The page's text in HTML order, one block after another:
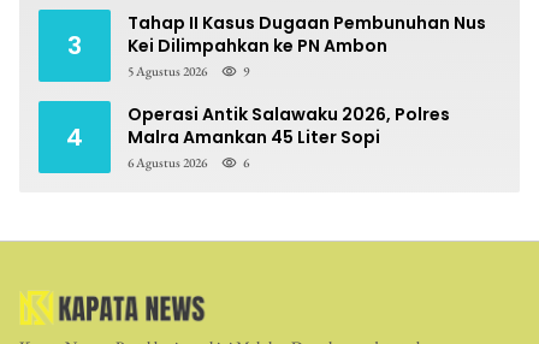
3
Tahap II Kasus Dugaan Pembunuhan Nus
Kei Dilimpahkan ke PN Ambon
5 Agustus 2026 9
4
Operasi Antik Salawaku 2026, Polres
Malra Amankan 45 Liter Sopi
6 Agustus 2026 6